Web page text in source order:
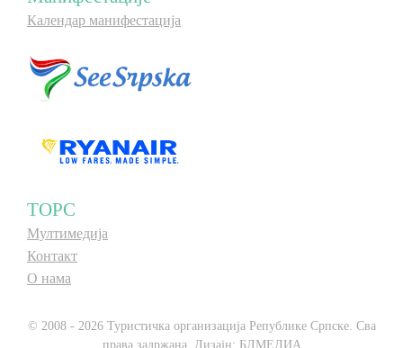
Календар манифестација
ТОРС
Мултимедија
Контакт
О нама
© 2008 - 2026 Туристичка организација Републике Српске. Сва
права задржана. Дизајн: БЛМЕДИА